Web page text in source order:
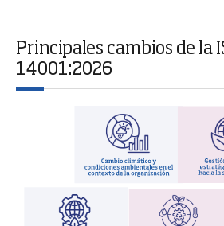
Principales cambios de la
14001:2026